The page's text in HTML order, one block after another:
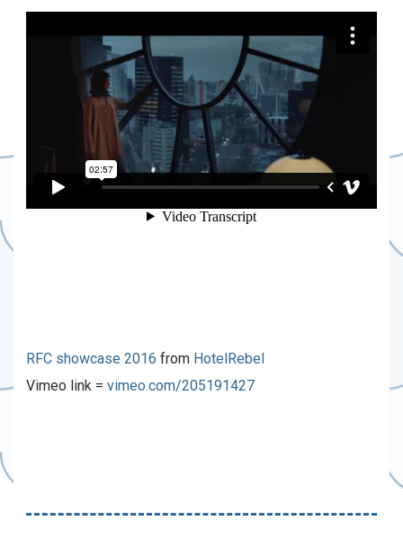
RFC showcase 2016 from HotelRebel
Vimeo link = vimeo.com/205191427